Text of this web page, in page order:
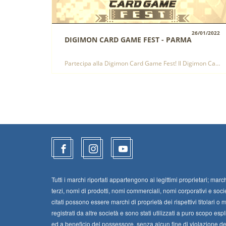
VISUALIZZA
26/01/2022
DIGIMON CARD GAME FEST - PARMA
Partecipa alla Digimon Card Game Fest! Il Digimon Card Game Fest è un evento Premiere di Digimon Card Game!
Tutti i marchi riportati appartengono ai legittimi proprietari;
terzi, nomi di prodotti, nomi commerciali, nomi corporativi e
citati possono essere marchi di proprietà dei rispettivi titolari o
registrati da altre società e sono stati utilizzati a puro scopo
ed a beneficio del possessore, senza alcun fine di violazione